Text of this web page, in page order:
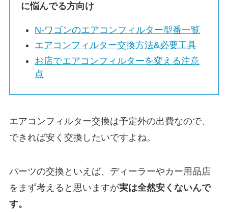
に悩んでる方向け
N-ワゴンのエアコンフィルター型番一覧
エアコンフィルター交換方法&必要工具
お店でエアコンフィルターを変える注意
点
エアコンフィルター交換は予定外の出費なので、
できれば安く交換したいですよね。
パーツの交換といえば、ディーラーやカー用品店
をまず考えると思いますが実は全然安くないんで
す。